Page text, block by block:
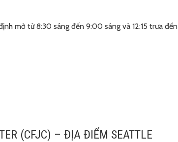
mở từ 8:30 sáng đến 9:00 sáng và 12:15 trưa đến
(CFJC) – ĐỊA ĐIỂM SEATTLE